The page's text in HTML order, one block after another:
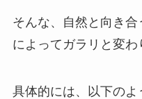
そんな、自然と向き
によってガラリと変わ
具体的には、以下のよ